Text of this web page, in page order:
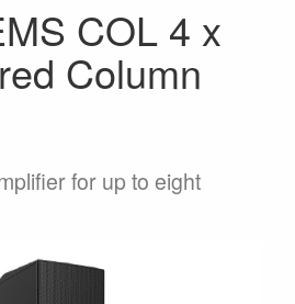
COL 4 x
Column
for up to eight